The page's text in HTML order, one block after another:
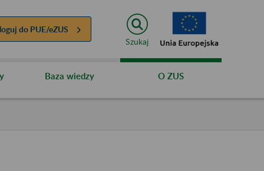
do PUE/eZUS
Szukaj
Baza wiedzy O ZUS